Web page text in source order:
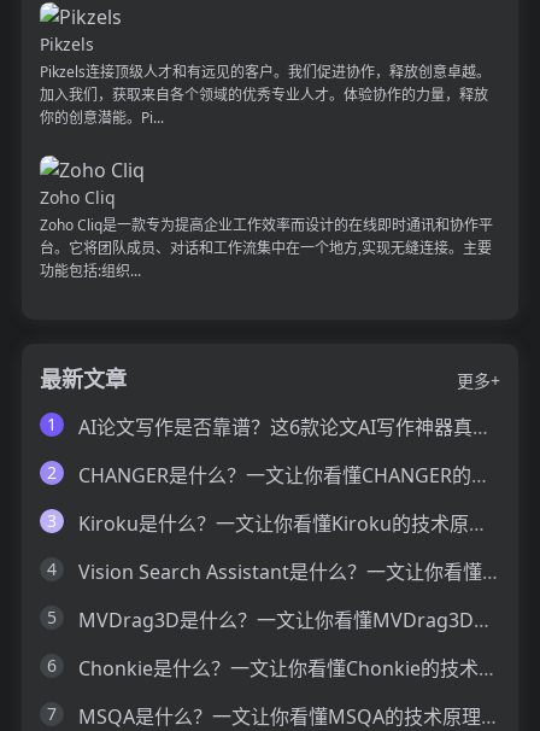
Pikzels
Pikzels连接顶级人才和有远见的客户。我们促进协作，释放创意卓越。
加入我们，获取来自各个领域的优秀专业人才。体验协作的力量，释放
你的创意潜能。Pi...
Zoho Cliq
Zoho Cliq是一款专为提高企业工作效率而设计的在线即时通讯和协作平
台。它将团队成员、对话和工作流集中在一个地方,实现无缝连接。主要
功能包括:组织...
最新文章
更多+
1
AI论文写作是否靠谱？这6款论文AI写作神器真的可以让你效率翻倍
2 CHANGER是什么？一文让你看懂CHANGER的技术原理、主要功能、应用场景
3 Kiroku是什么？一文让你看懂Kiroku的技术原理、主要功能、应用场景
4 Vision Search Assistant是什么？一文让你看懂Vision Search Assistant的技术原理、主要功能、应用场景
5 MVDrag3D是什么？一文让你看懂MVDrag3D的技术原理、主要功能、应用场景
6 Chonkie是什么？一文让你看懂Chonkie的技术原理、主要功能、应用场景
7 MSQA是什么？一文让你看懂MSQA的技术原理、主要功能、应用场景